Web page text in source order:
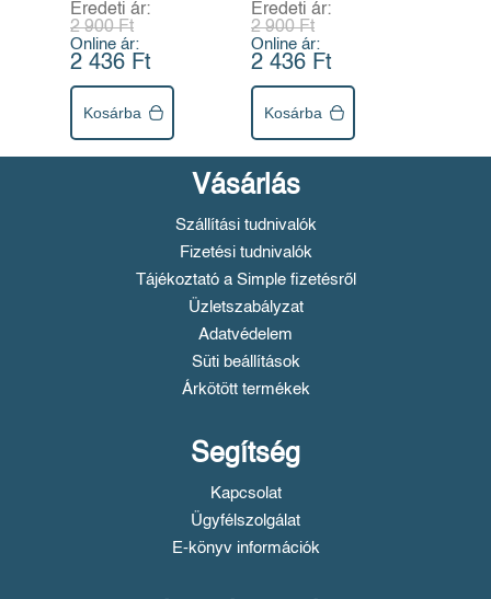
Eredeti ár:
2 900 Ft
Online ár:
2 436 Ft
Kosárba
Eredeti ár:
2 900 Ft
Online ár:
2 436 Ft
Kosárba
Vásárlás
Szállítási tudnivalók
Fizetési tudnivalók
Tájékoztató a Simple fizetésről
Üzletszabályzat
Adatvédelem
Süti beállítások
Árkötött termékek
Segítség
Kapcsolat
Ügyfélszolgálat
E-könyv információk